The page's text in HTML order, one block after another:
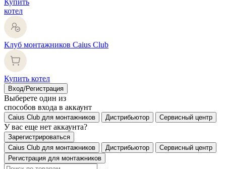
Купить
котел
Клуб монтажников Caius Club
Купить котел
Вход/Регистрация
Выберете один из
способов входа в аккаунт
Caius Club для монтажников Дистрибьютор Сервисный центр
У вас еще нет аккаунта?
Зарегистрироваться
Caius Club для монтажников
Дистрибьютор
Сервисный центр
Регистрация для монтажников